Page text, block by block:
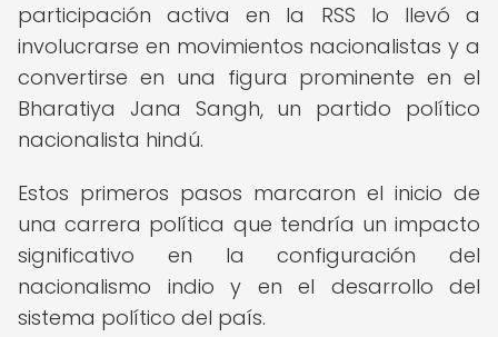
participación activa en la RSS lo llevó a
involucrarse en movimientos nacionalistas y a
convertirse en una figura prominente en el
Bharatiya Jana Sangh, un partido político
nacionalista hindú.
Estos primeros pasos marcaron el inicio de
una carrera política que tendría un impacto
significativo en la configuración del
nacionalismo indio y en el desarrollo del
sistema político del país.